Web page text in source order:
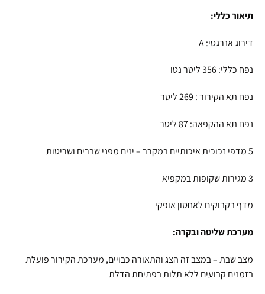
תיאור כללי:
דירוג אנרגטי: A
נפח כללי: 356 ליטר נטו
נפח תא הקירור : 269 ליטר
נפח תא ההקפאה: 87 ליטר
5 מדפי זכוכית איכותיים במקרר – ינים מפני שברים ושריטות
3 מגירות שקופות במקפיא
מדף בקבוקים לאחסון אופקי
מערכת שליטה ובקרה:
מצב שבת – במצב זה הצג והתאורה כבויים, מערכת הקירור פועלת
בזמנים קבועים ללא תלות בפתיחת הדלת